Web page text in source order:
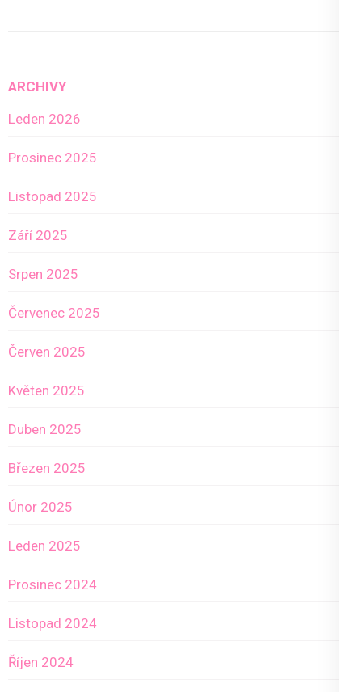
ARCHIVY
Leden 2026
Prosinec 2025
Listopad 2025
Září 2025
Srpen 2025
Červenec 2025
Červen 2025
Květen 2025
Duben 2025
Březen 2025
Únor 2025
Leden 2025
Prosinec 2024
Listopad 2024
Říjen 2024